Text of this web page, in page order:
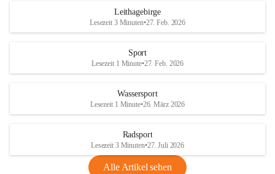
Maßnahmen zur Bekämpfung
Rebe und der Amerikanischen
Anhang VBl. EU Nr. 18
1 Seite•1,4 MB
VBl. EU Nr. 18_2026
Leithagebirge
Lesezeit 3 Minuten•27. Feb. 2026
Sport
Lesezeit 1 Minute•27. Feb. 2026
Wassersport
Lesezeit 1 Minute•26. März 2026
Radsport
Lesezeit 3 Minuten•27. Juli 2026
Alle Artikel sehen